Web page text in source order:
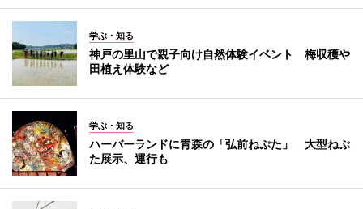
学ぶ・知る
神戸の里山で親子向け自然体験イベント 梅収穫や
田植え体験など
学ぶ・知る
ハーバーランドに青森の「弘前ねぷた」 大型ねぷ
た展示、運行も